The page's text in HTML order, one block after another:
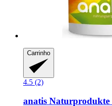
Carrinho
4.5 (2)
anatis Naturprodukte